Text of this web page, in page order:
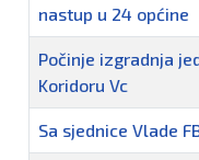
nastup u 24 općine
Počinje izgradnja
Koridoru Vc
Sa sjednice Vlade